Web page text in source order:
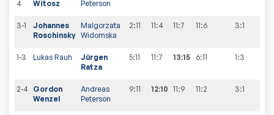
4
Witosz
Peterson
3-1
Johannes
Roschinsky
Malgorzata
Widomska
2:11 11:4 11:7 11:6 3:1
1-3 Lukas Rauh
Jürgen
Ratza
5:11 11:7 13:15 6:11 1:3
2-4
Gordon
Wenzel
Andreas
Peterson
9:11 12:10 11:9 11:2 3:1